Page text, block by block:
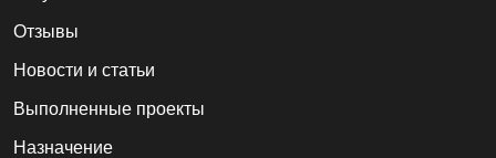
Отзывы
Новости и статьи
Выполненные проекты
Назначение